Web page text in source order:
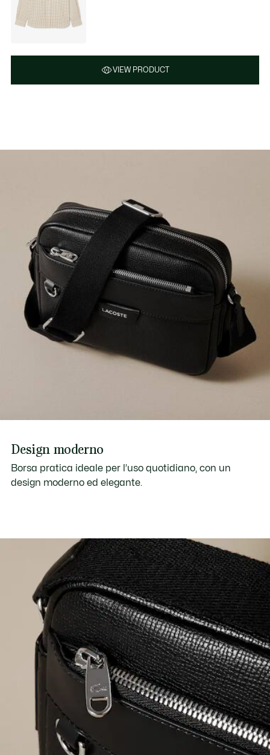
VIEW PRODUCT
Design moderno
Borsa pratica ideale per l’uso quotidiano, con un
design moderno ed elegante.